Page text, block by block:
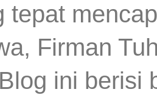
tepat
Firman
ini berisi